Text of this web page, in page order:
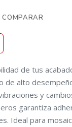
COMPARAR
de tus
de alto
y
garantiza
Ideal para